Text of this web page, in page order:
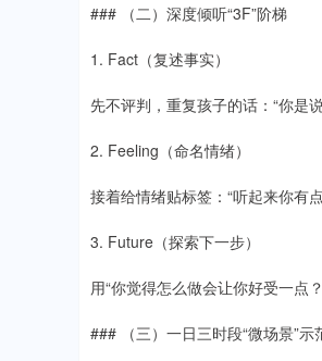
### （二）深度倾听“3F”阶梯
1. Fact（复述事实）
先不评判，重复孩子的话：“你是
2. Feeling（命名情绪）
接着给情绪贴标签：“听起来你有
3. Future（探索下一步）
用“你觉得怎么做会让你好受一点
### （三）一日三时段“微场景”示